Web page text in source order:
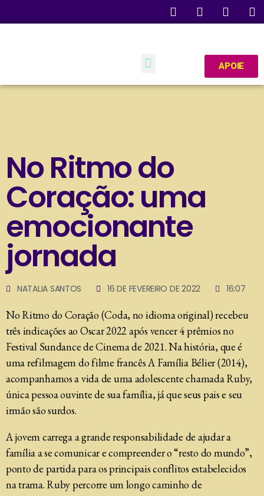
APOIE
No Ritmo do
Coração: uma
emocionante
jornada
NATALIA SANTOS 16 DE FEVEREIRO DE 2022 16:07
No Ritmo do Coração (Coda, no idioma original) recebeu
três indicações ao Oscar 2022 após vencer 4 prêmios no
Festival Sundance de Cinema de 2021. Na história, que é
uma refilmagem do filme francês A Família Bélier (2014),
acompanhamos a vida de uma adolescente chamada Ruby,
única pessoa ouvinte de sua família, já que seus pais e seu
irmão são surdos.
A jovem carrega a grande responsabilidade de ajudar a
família a se comunicar e compreender o “resto do mundo”,
ponto de partida para os principais conflitos estabelecidos
na trama. Ruby percorre um longo caminho de